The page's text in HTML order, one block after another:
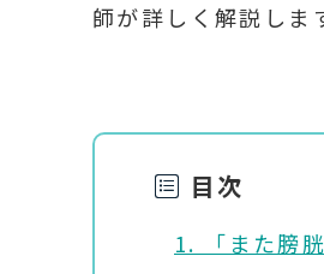
師が詳しく解説しま
目次
1. 「また膀